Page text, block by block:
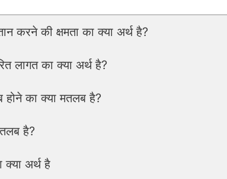
करने की क्षमता का क्या अर्थ है?
लागत का क्या अर्थ है?
होने का क्या मतलब है?
है?
क्या अर्थ है